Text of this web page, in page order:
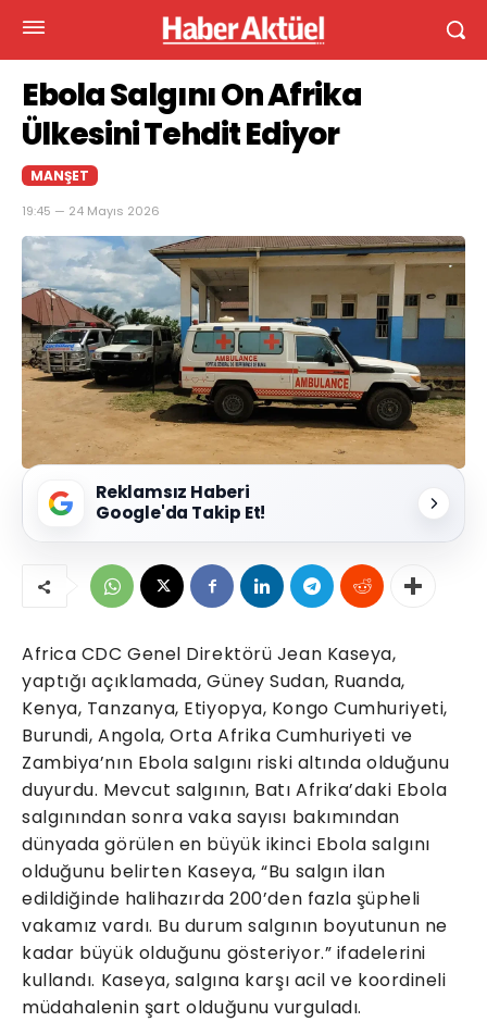
Ebola Salgını On Afrika
Ülkesini Tehdit Ediyor
MANŞET
19:45 — 24 Mayıs 2026
Reklamsız Haberi
Google'da Takip Et!
Africa CDC Genel Direktörü Jean Kaseya,
yaptığı açıklamada, Güney Sudan, Ruanda,
Kenya, Tanzanya, Etiyopya, Kongo Cumhuriyeti,
Burundi, Angola, Orta Afrika Cumhuriyeti ve
Zambiya’nın Ebola salgını riski altında olduğunu
duyurdu. Mevcut salgının, Batı Afrika’daki Ebola
salgınından sonra vaka sayısı bakımından
dünyada görülen en büyük ikinci Ebola salgını
olduğunu belirten Kaseya, “Bu salgın ilan
edildiğinde halihazırda 200’den fazla şüpheli
vakamız vardı. Bu durum salgının boyutunun ne
kadar büyük olduğunu gösteriyor.” ifadelerini
kullandı. Kaseya, salgına karşı acil ve koordineli
müdahalenin şart olduğunu vurguladı.